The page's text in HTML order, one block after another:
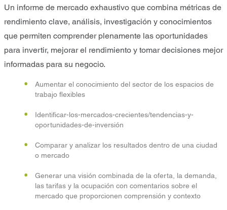
Un informe de mercado exhaustivo que combina métricas de
rendimiento clave, análisis, investigación y conocimientos
que permiten comprender plenamente las oportunidades
para invertir, mejorar el rendimiento y tomar decisiones mejor
informadas para su negocio.
Aumentar el conocimiento del sector de los espacios de
trabajo flexibles
Identificar-los-mercados-crecientes/tendencias-y-
oportunidades-de-inversión
Comparar y analizar los resultados dentro de una ciudad
o mercado
Generar una visión combinada de la oferta, la demanda,
las tarifas y la ocupación con comentarios sobre el
mercado que proporcionen comprensión y contexto